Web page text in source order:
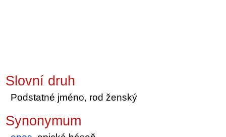
Slovní druh
Podstatné jméno, rod ženský
Synonymum